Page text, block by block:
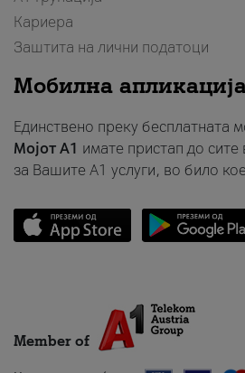
Кариера
Заштита на лични податоци
Мобилна
Единствено преку бесплатната
Мојот A1 имате пристап до
за Вашите A1 услуги, во било
Member of